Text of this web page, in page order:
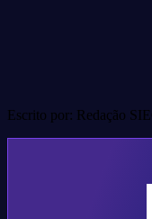
Escrito por: Redação